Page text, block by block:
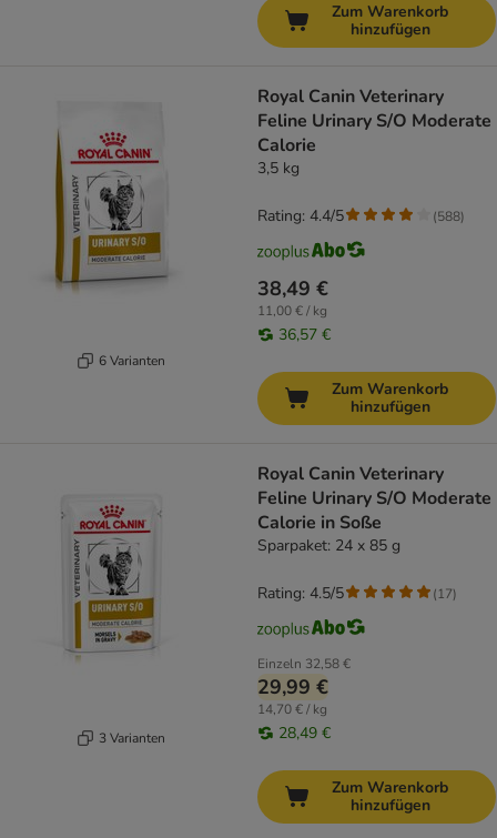
Zum Warenkorb
hinzufügen
6 Varianten
Royal Canin Veterinary
Feline Urinary S/O Moderate
Calorie
3,5 kg
38,49 €
11,00 € / kg
36,57 €
Rating: 4.4/5 (588)
Zum Warenkorb
hinzufügen
3 Varianten
Royal Canin Veterinary
Feline Urinary S/O Moderate
Calorie in Soße
Sparpaket: 24 x 85 g
Einzeln 32,58 €
29,99 €
14,70 € / kg
28,49 €
Rating: 4.5/5 (17)
Zum Warenkorb
hinzufügen